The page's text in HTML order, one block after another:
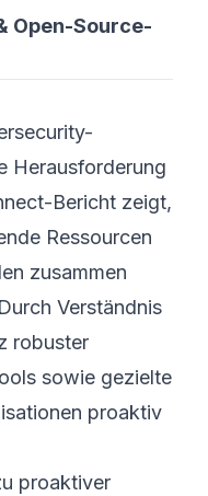
Open-Source-
Herausforderung
Bericht zeigt,
Ressourcen
zusammen
Verständnis
robuster
sowie gezielte
proaktiv
proaktiver